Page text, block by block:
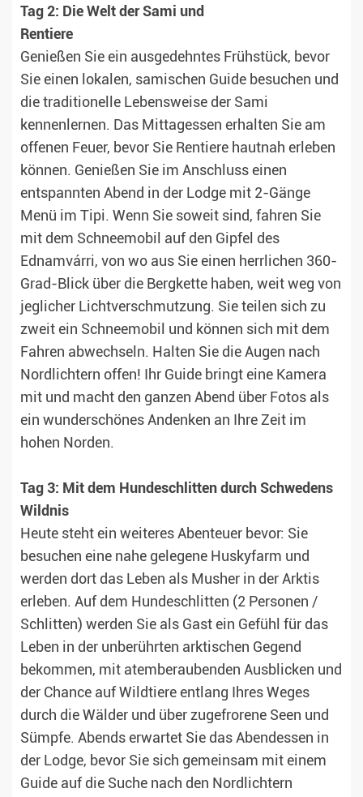
Tag 2: Die Welt der Sami und
Rentiere
Genießen Sie ein ausgedehntes Frühstück, bevor
Sie einen lokalen, samischen Guide besuchen und
die traditionelle Lebensweise der Sami
kennenlernen. Das Mittagessen erhalten Sie am
offenen Feuer, bevor Sie Rentiere hautnah erleben
können. Genießen Sie im Anschluss einen
entspannten Abend in der Lodge mit 2-Gänge
Menü im Tipi. Wenn Sie soweit sind, fahren Sie
mit dem Schneemobil auf den Gipfel des
Ednamvárri, von wo aus Sie einen herrlichen 360-
Grad-Blick über die Bergkette haben, weit weg von
jeglicher Lichtverschmutzung. Sie teilen sich zu
zweit ein Schneemobil und können sich mit dem
Fahren abwechseln. Halten Sie die Augen nach
Nordlichtern offen! Ihr Guide bringt eine Kamera
mit und macht den ganzen Abend über Fotos als
ein wunderschönes Andenken an Ihre Zeit im
hohen Norden.
Tag 3: Mit dem Hundeschlitten durch Schwedens
Wildnis
Heute steht ein weiteres Abenteuer bevor: Sie
besuchen eine nahe gelegene Huskyfarm und
werden dort das Leben als Musher in der Arktis
erleben. Auf dem Hundeschlitten (2 Personen /
Schlitten) werden Sie als Gast ein Gefühl für das
Leben in der unberührten arktischen Gegend
bekommen, mit atemberaubenden Ausblicken und
der Chance auf Wildtiere entlang Ihres Weges
durch die Wälder und über zugefrorene Seen und
Sümpfe. Abends erwartet Sie das Abendessen in
der Lodge, bevor Sie sich gemeinsam mit einem
Guide auf die Suche nach den Nordlichtern